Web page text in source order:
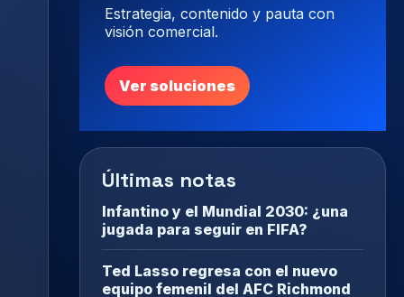
Estrategia, contenido y pauta con
visión comercial.
Ver soluciones
Últimas notas
Infantino y el Mundial 2030: ¿una
jugada para seguir en FIFA?
Ted Lasso regresa con el nuevo
equipo femenil del AFC Richmond